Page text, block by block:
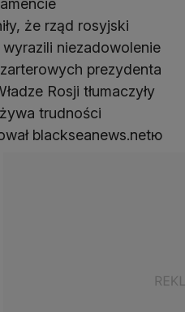
że rząd rosyjski
niezadowolenie
prezydenta
Rosji tłumaczyły
trudności
blackseanews.netю